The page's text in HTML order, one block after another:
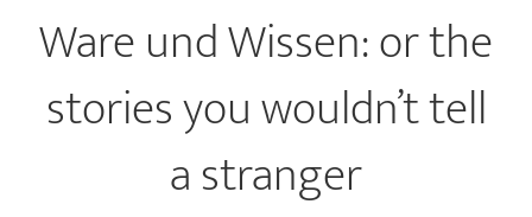
Ware und Wissen: or the
stories you wouldn’t tell
a stranger